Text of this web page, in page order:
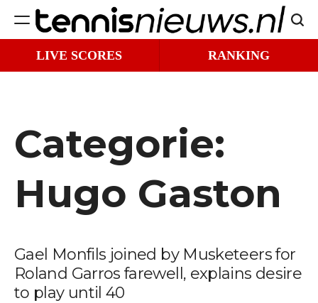
naar
Tennisnieuws.nl
LIVE SCORES RANKING
Categorie:
Hugo Gaston
Gael Monfils joined by Musketeers for
Roland Garros farewell, explains desire
to play until 40